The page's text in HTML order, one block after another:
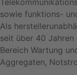
sowie funktions-
Als
seit über 40 Jahren
Bereich Wartung
Aggregaten,